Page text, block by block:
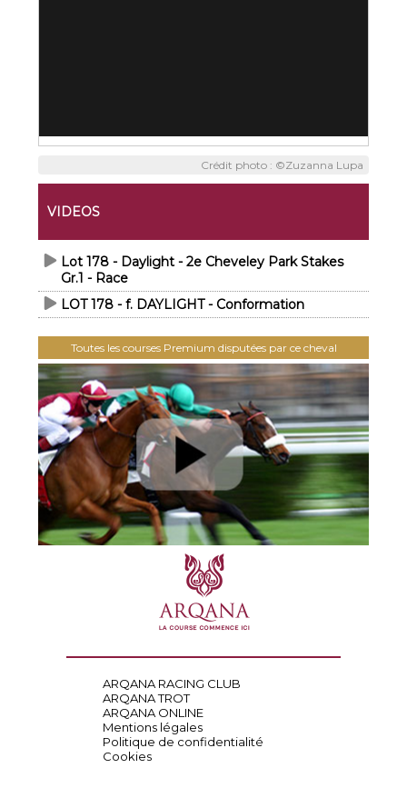
Crédit photo : ©Zuzanna Lupa
VIDEOS
Lot 178 - Daylight - 2e Cheveley Park Stakes
Gr.1 - Race
LOT 178 - f. DAYLIGHT - Conformation
Toutes les courses Premium disputées par ce cheval
ARQANA RACING CLUB
ARQANA TROT
ARQANA ONLINE
Mentions légales
Politique de confidentialité
Cookies